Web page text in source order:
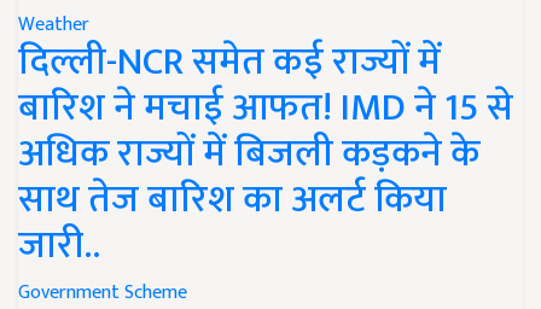
Weather
दिल्ली-NCR समेत कई राज्यों में
बारिश ने मचाई आफत! IMD ने 15 से
अधिक राज्यों में बिजली कड़कने के
साथ तेज बारिश का अलर्ट किया
जारी..
Government Scheme